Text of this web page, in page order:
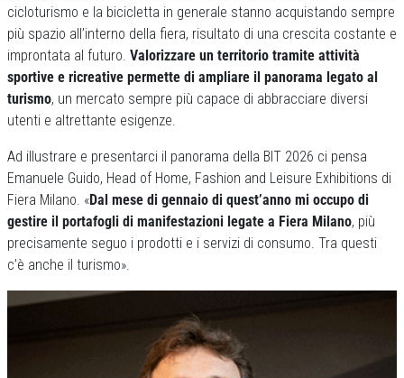
cicloturismo e la bicicletta in generale stanno acquistando sempre
più spazio all’interno della fiera, risultato di una crescita costante e
improntata al futuro. Valorizzare un territorio tramite attività
sportive e ricreative permette di ampliare il panorama legato al
turismo, un mercato sempre più capace di abbracciare diversi
utenti e altrettante esigenze.
Ad illustrare e presentarci il panorama della BIT 2026 ci pensa
Emanuele Guido, Head of Home, Fashion and Leisure Exhibitions di
Fiera Milano. «Dal mese di gennaio di quest’anno mi occupo di
gestire il portafogli di manifestazioni legate a Fiera Milano, più
precisamente seguo i prodotti e i servizi di consumo. Tra questi
c’è anche il turismo».